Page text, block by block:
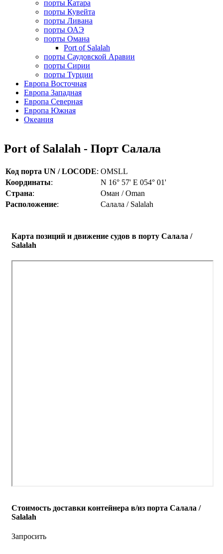
порты Катара
порты Кувейта
порты Ливана
порты ОАЭ
порты Омана
Port of Salalah
порты Саудовской Аравии
порты Сирии
порты Турции
Европа Восточная
Европа Западная
Европа Северная
Европа Южная
Океания
Port of Salalah - Порт Салала
Код порта UN / LOCODE: OMSLL
Координаты:
N 16° 57' E 054° 01'
Страна:
Оман / Oman
Расположение: Салала / Salalah
Карта позиций и движение судов в порту Салала /
Salalah
Стоимость доставки контейнера в/из порта Салала /
Salalah
Запросить